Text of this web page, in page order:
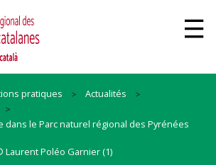
pratiques
Actualités
dans le Parc naturel régional des Pyrénées
Laurent Poléo Garnier (1)